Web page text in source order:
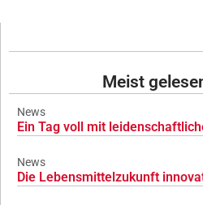
Meist
News
Ein Tag voll mit
News
Die Lebensmittelzukunft